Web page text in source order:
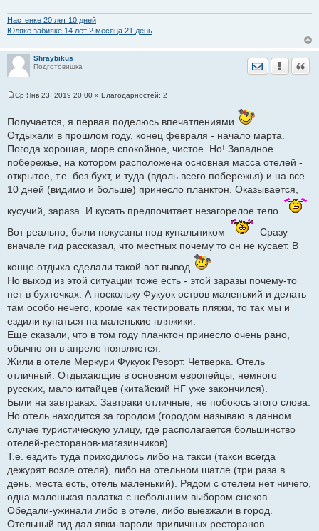
Настенке 20 лет 10 дней
Юляке забияке 14 лет 2 месяца 21 день
Shraybikus
Подготовишка
Отправить
о
б
щ
н
и
Ср Янв 23, 2019 20:00 » Благодарностей: 2
Получается, я первая поделюсь впечатлениями
Отдыхали в прошлом году, конец февраля - начало марта.
Погода хорошая, море спокойное, чистое. Но! Западное
побережье, на котором расположена основная масса отелей -
открытое, т.е. без бухт, и туда (вдоль всего побережья) и на все
10 дней (видимо и больше) принесло планктон. Оказывается,
кусучий, зараза. И кусать предпочитает незагорелое тело
Вот реально, были покусаны под купальником
Сразу
вначале гид рассказал, что местных почему то он не кусает. В
конце отдыха сделали такой вот вывод
Но выход из этой ситуации тоже есть - этой заразы почему-то
нет в бухточках. А поскольку Фукуок остров маленький и делать
там особо нечего, кроме как тестировать пляжи, то так мы и
ездили купаться на маленькие пляжики.
Еще сказали, что в том году планктон принесло очень рано,
обычно он в апреле появляется.
Жили в отеле Меркури Фукуок Резорт. Четверка. Отель
отличный. Отдыхающие в основном европейцы, немного
русских, мало китайцев (китайский НГ уже закончился).
Были на завтраках. Завтраки отличные, не побоюсь этого слова.
Но отель находится за городом (городом называю в данном
случае туристическую улицу, где располагается большинство
отелей-ресторанов-магазинчиков).
Т.е. ездить туда приходилось либо на такси (такси всегда
дежурят возле отеля), либо на отельном шатле (три раза в
день, места есть, отель маленький). Рядом с отелем нет ничего,
одна маленькая палатка с небольшим выбором снеков.
Обедали-ужинали либо в отеле, либо выезжали в город.
Отельный гид дал явки-пароли приличных ресторанов.